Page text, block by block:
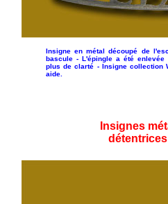
Insigne en métal découpé de
bascule - L'épingle a été
plus de clarté - Insigne collection
aide.
Insignes